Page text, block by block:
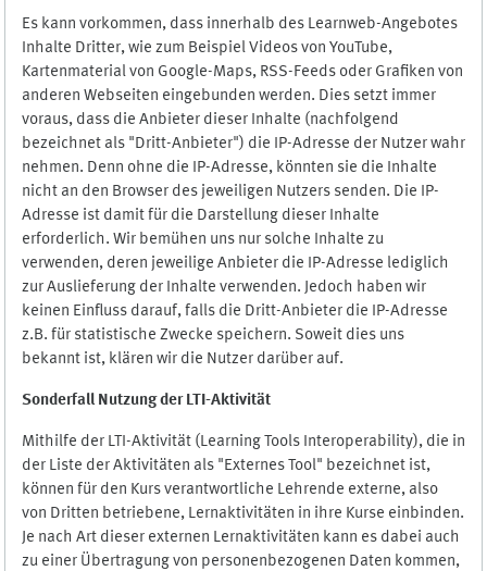
Es kann vorkommen, dass innerhalb des Learnweb-Angebotes
Inhalte Dritter, wie zum Beispiel Videos von YouTube,
Kartenmaterial von Google-Maps, RSS-Feeds oder Grafiken von
anderen Webseiten eingebunden werden. Dies setzt immer
voraus, dass die Anbieter dieser Inhalte (nachfolgend
bezeichnet als "Dritt-Anbieter") die IP-Adresse der Nutzer wahr
nehmen. Denn ohne die IP-Adresse, könnten sie die Inhalte
nicht an den Browser des jeweiligen Nutzers senden. Die IP-
Adresse ist damit für die Darstellung dieser Inhalte
erforderlich. Wir bemühen uns nur solche Inhalte zu
verwenden, deren jeweilige Anbieter die IP-Adresse lediglich
zur Auslieferung der Inhalte verwenden. Jedoch haben wir
keinen Einfluss darauf, falls die Dritt-Anbieter die IP-Adresse
z.B. für statistische Zwecke speichern. Soweit dies uns
bekannt ist, klären wir die Nutzer darüber auf.
Sonderfall Nutzung der LTI-Aktivität
Mithilfe der LTI-Aktivität (Learning Tools Interoperability), die in
der Liste der Aktivitäten als "Externes Tool" bezeichnet ist,
können für den Kurs verantwortliche Lehrende externe, also
von Dritten betriebene, Lernaktivitäten in ihre Kurse einbinden.
Je nach Art dieser externen Lernaktivitäten kann es dabei auch
zu einer Übertragung von personenbezogenen Daten kommen,